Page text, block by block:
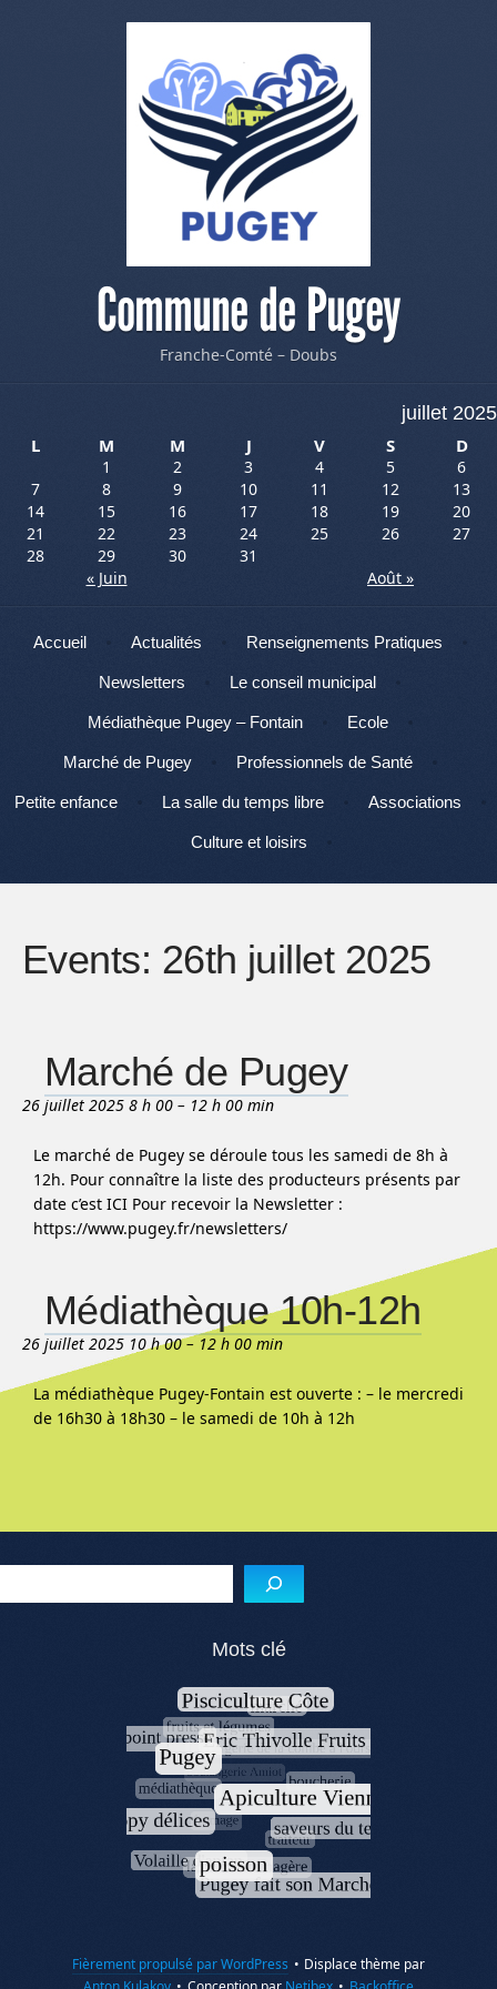
Commune de Pugey
Franche-Comté – Doubs
juillet 2025
L
M M J V S D
1 2 3 4 5
6
7
8 9 10 11 12
13
14
15 16 17 18 19
20
21
22 23 24 25 26
27
28
29 30
31
« Juin
Août »
Menu
Aller au contenu
Accueil Actualités Renseignements Pratiques
Newsletters Le conseil municipal
Médiathèque Pugey – Fontain Ecole
Marché de Pugey Professionnels de Santé
Petite enfance La salle du temps libre Associations
Culture et loisirs
Events: 26th juillet 2025
Marché de Pugey
26 juillet 2025 8 h 00 – 12 h 00 min
Le marché de Pugey se déroule tous les samedi de 8h à
12h. Pour connaître la liste des producteurs présents par
date c’est ICI Pour recevoir la Newsletter :
https://www.pugey.fr/newsletters/
Médiathèque 10h-12h
26 juillet 2025 10 h 00–12 h 00 min
La médiathèque Pugey-Fontain est ouverte : – le mercredi
de 16h30 à 18h30 – le samedi de 10h à 12h
Mots clé
Fièrement propulsé par WordPress • Displace thème par